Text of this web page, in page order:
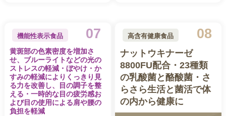
機能性表示食品 07
黄斑部の色素密度を増加さ
せ、ブルーライトなどの光の
ストレスの軽減・ぼやけ・か
すみの軽減によりくっきり見
る力を改善し、目の調子を整
える・一時的な目の疲労感お
よび目の使用による肩や腰の
負担を軽減
高含有健康食品 08
ナットウキナーゼ
8800FU配合・23種類
の乳酸菌と酪酸菌・さ
らさら生活と菌活で体
の内から健康に